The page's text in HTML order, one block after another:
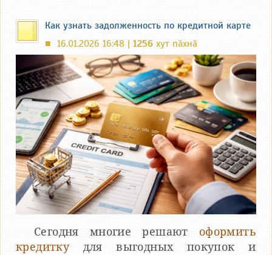
Как узнать задолженность по кредитной карте
■ 16.01.2026 16:48 | 1256 хут пӑхнӑ
Сегодня многие решают оформить
кредиткудля выгодных покупок и